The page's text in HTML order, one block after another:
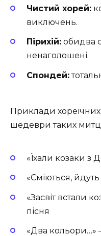
Чистий хорей:
виключень.
Пірихій: обидва
ненаголошені.
Спондей:
Приклади
шедеври таких
«Їхали козаки з
«Сміються,
«Засвіт встали
пісня
«Два кольори…»